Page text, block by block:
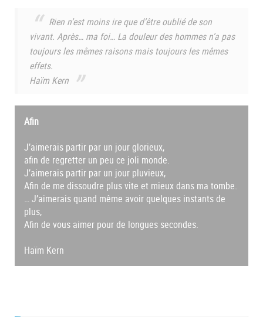
Rien n’est moins ire que d’être oublié de son
vivant. Après… ma foi… La douleur des hommes n’a pas
toujours les mêmes raisons mais toujours les mêmes
effets.
Haïm Kern
Afin
J’aimerais partir par un jour glorieux,
afin de regretter un peu ce joli monde.
J’aimerais partir par un jour pluvieux,
Afin de me dissoudre plus vite et mieux dans ma tombe.
… J’aimerais quand même avoir quelques instants de
plus,
Afin de vous aimer pour de longues secondes.
Haïm Kern